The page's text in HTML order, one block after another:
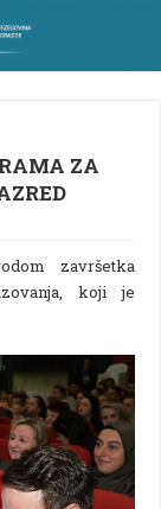
ZA
završetka
koji je